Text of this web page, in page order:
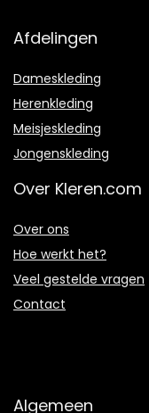
Afdelingen
Dameskleding
Herenkleding
Meisjeskleding
Jongenskleding
Over Kleren.com
Over ons
Hoe werkt het?
Veel gestelde vragen
Contact
Algemeen